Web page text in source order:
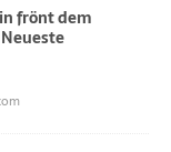
frönt dem